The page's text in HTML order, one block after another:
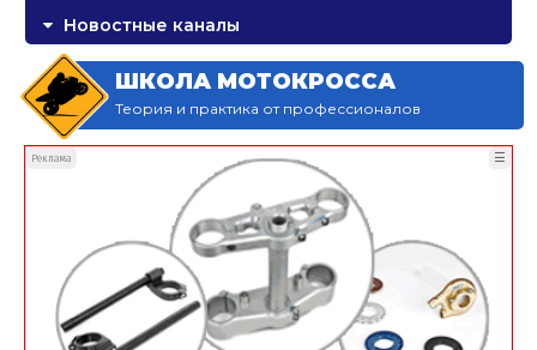
Новостные каналы
ШКОЛА МОТОКРОССА
Теория и практика от профессионалов
Реклама ☰